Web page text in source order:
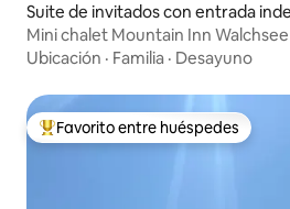
Suite de invitados con entrada
en Walchsee
Mini chalet Mountain Inn Walchsee
Ubicación · Familia · Desayuno
Favorito entre los huéspedes más
Favorito entre huéspedes